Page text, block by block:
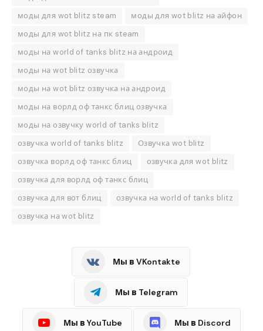
моды для wot blitz steam
моды для wot blitz на айфон
моды для wot blitz на пк steam
моды на world of tanks blitz на андроид
моды на wot blitz озвучка
моды на wot blitz озвучка на андроид
моды на ворлд оф танкс блиц озвучка
моды на озвучку world of tanks blitz
озвучка world of tanks blitz
Озвучка wot blitz
озвучка ворлд оф танкс блиц
озвучка для wot blitz
озвучка для ворлд оф танкс блиц
озвучка для вот блиц
озвучка на world of tanks blitz
озвучка на wot blitz
Мы в VKontakte
Мы в Telegram
Мы в YouTube Мы в Discord